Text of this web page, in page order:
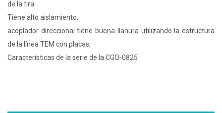
de la tira.
Tiene alto aislamiento,
acoplador direccional tiene buena llanura utilizando la estructura
de la línea TEM con placas,
Características de la serie de la CGO-0825